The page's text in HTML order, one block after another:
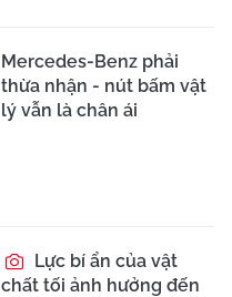
Mercedes-Benz phải
thừa nhận - nút bấm vật
lý vẫn là chân ái
Lực bí ẩn của vật
chất tối ảnh hưởng đến